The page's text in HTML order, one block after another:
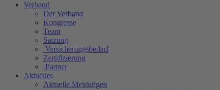
Verband
Der Verband
Kongresse
Team
Satzung
Versicherungsbedarf
Zertifizierung
Partner
Aktuelles
Aktuelle Meldungen